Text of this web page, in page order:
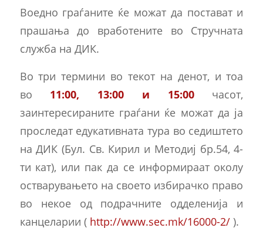
Воедно граѓаните ќе можат да постават и
прашања до вработените во Стручната
служба на ДИК.
Во три термини во текот на денот, и тоа
во 11:00, 13:00 и 15:00часот,
заинтересираните граѓани ќе можат да ја
проследат едукативната тура во седиштето
на ДИК (Бул. Св. Кирил и Методиј бр.54, 4-
ти кат), или пак да се информираат околу
остварувањето на своето избирачко право
во некое од подрачните одделенија и
канцеларии ( http://www.sec.mk/16000-2/).